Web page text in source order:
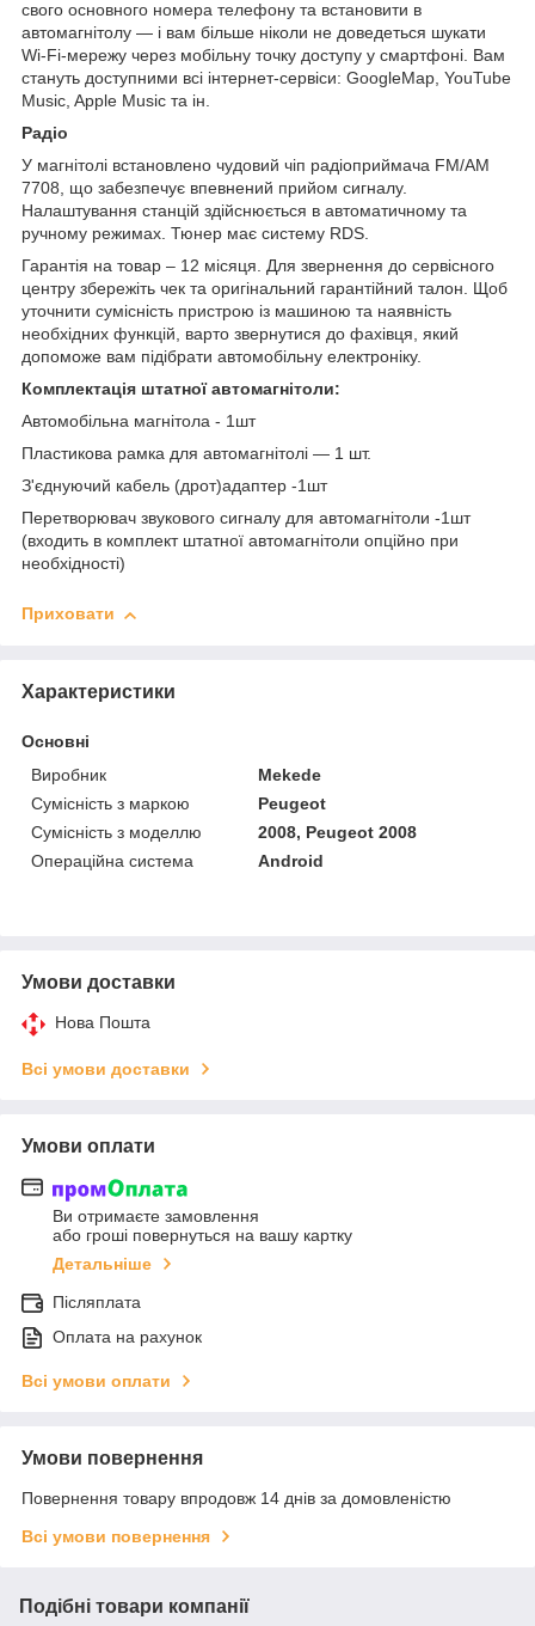
свого основного номера телефону та встановити в
автомагнітолу — і вам більше ніколи не доведеться шукати
Wi-Fi-мережу через мобільну точку доступу у смартфоні. Вам
стануть доступними всі інтернет-сервіси: GoogleMap, YouTube
Music, Apple Music та ін.
Радіо
У магнітолі встановлено чудовий чіп радіоприймача FM/AM
7708, що забезпечує впевнений прийом сигналу.
Налаштування станцій здійснюється в автоматичному та
ручному режимах. Тюнер має систему RDS.
Гарантія на товар – 12 місяця. Для звернення до сервісного
центру збережіть чек та оригінальний гарантійний талон. Щоб
уточнити сумісність пристрою із машиною та наявність
необхідних функцій, варто звернутися до фахівця, який
допоможе вам підібрати автомобільну електроніку.
Комплектація штатної автомагнітоли:
Автомобільна магнітола - 1шт
Пластикова рамка для автомагнітолі — 1 шт.
З'єднуючий кабель (дрот)адаптер -1шт
Перетворювач звукового сигналу для автомагнітоли -1шт
(входить в комплект штатної автомагнітоли опційно при
необхідності)
Приховати
Характеристики
Основні
Виробник
Mekede
Сумісність з маркою
Peugeot
Сумісність з моделлю
2008, Peugeot 2008
Операційна система
Android
Умови доставки
Нова Пошта
Всі умови доставки
Умови оплати
Ви отримаєте замовлення
або гроші повернуться на вашу картку
Детальніше
Післяплата
Оплата на рахунок
Всі умови оплати
Умови повернення
Повернення товару впродовж 14 днів за домовленістю
Всі умови повернення
Подібні товари компанії